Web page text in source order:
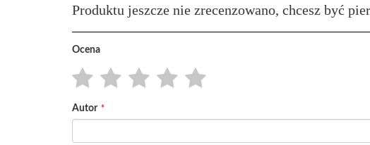
Produktu jeszcze nie zrecenzowano, chcesz być
Ocena
star
stars
stars
stars
stars
Autor